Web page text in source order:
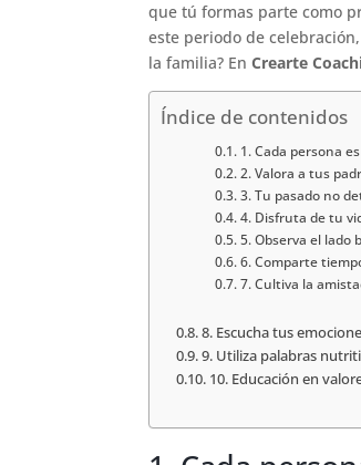
que tú formas parte como
este periodo de
la familia? EnCrearte
Índice de contenidos
1. Cada persona
2. Valora a tus
3. Tu pasado no
4. Disfruta de tu
5. Observa el lado
6. Comparte
7. Cultiva la
8. Escucha tus
9. Utiliza palabras
10. Educación en